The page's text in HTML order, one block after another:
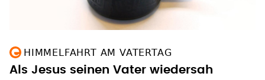
HIMMELFAHRT AM VATERTAG
Als Jesus seinen Vater wiedersah